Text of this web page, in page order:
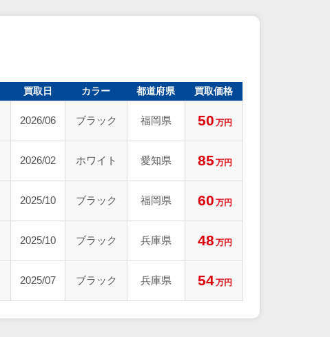
買取日 カラー 都道府県 買取価格
2026/06 ブラック 福岡県 50 万円
2026/02 ホワイト 愛知県 85 万円
2025/10 ブラック 福岡県 60 万円
2025/10 ブラック 兵庫県 48 万円
2025/07 ブラック 兵庫県 54万円